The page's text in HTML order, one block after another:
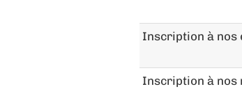
Inscription à nos
Inscription à nos